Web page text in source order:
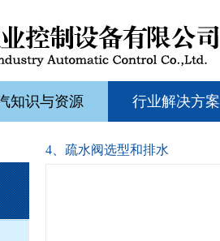
知识与资源 行业解决方案
4、疏水阀选型和排水